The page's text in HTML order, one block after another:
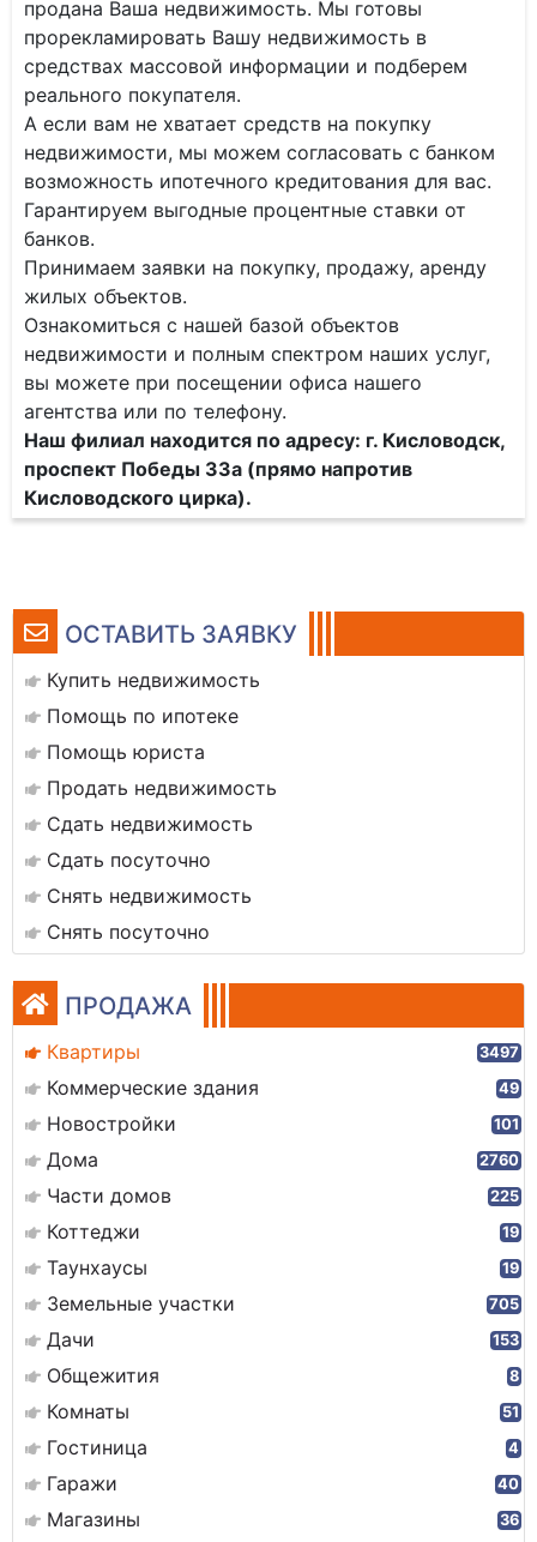
ОСТАВИТЬ ЗАЯВКУ
Купить недвижимость
Помощь по ипотеке
Помощь юриста
Продать недвижимость
Сдать недвижимость
Сдать посуточно
Снять недвижимость
Снять посуточно
ПРОДАЖА
Квартиры 3497
Коммерческие здания 49
Новостройки 101
Дома 2760
Части домов 225
Коттеджи 19
Таунхаусы 19
Земельные участки 705
Дачи 153
Общежития 8
Комнаты 51
Гостиница 4
Гаражи 40
Магазины 36
продана Ваша недвижимость. Мы готовы
прорекламировать Вашу недвижимость в
средствах массовой информации и подберем
реального покупателя.
А если вам не хватает средств на покупку
недвижимости, мы можем согласовать с банком
возможность ипотечного кредитования для вас.
Гарантируем выгодные процентные ставки от
банков.
Принимаем заявки на покупку, продажу, аренду
жилых объектов.
Ознакомиться с нашей базой объектов
недвижимости и полным спектром наших услуг,
вы можете при посещении офиса нашего
агентства или по телефону.
Наш филиал находится по адресу: г. Кисловодск,
проспект Победы 33а (прямо напротив
Кисловодского цирка).